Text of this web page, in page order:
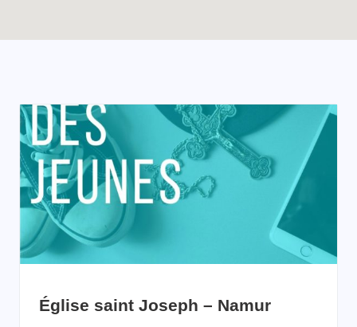
Église saint Joseph – Namur